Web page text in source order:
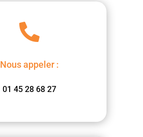

Nous appeler :
01 45 28 68 27